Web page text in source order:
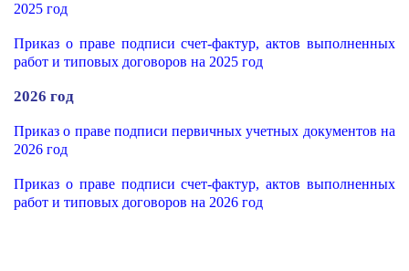
2025 год
Приказ о праве подписи счет-фактур, актов выполненных
работ и типовых договоров на 2025 год
2026 год
Приказ о праве подписи первичных учетных документов на
2026 год
Приказ о праве подписи счет-фактур, актов выполненных
работ и типовых договоров на 2026 год